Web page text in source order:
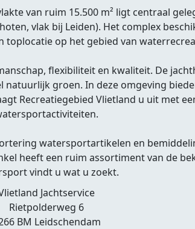
van ruim 15.500 m² ligt centraal
vlak bij Leiden). Het complex
toplocatie op het gebied van
flexibiliteit en kwaliteit. De
groen. In deze omgeving
Recreatiegebied Vlietland u uit met
watersportartikelen en
heeft een ruim assortiment van de
vindt u wat u zoekt.
Jachtservice
Rietpolderweg 6
BM Leidschendam